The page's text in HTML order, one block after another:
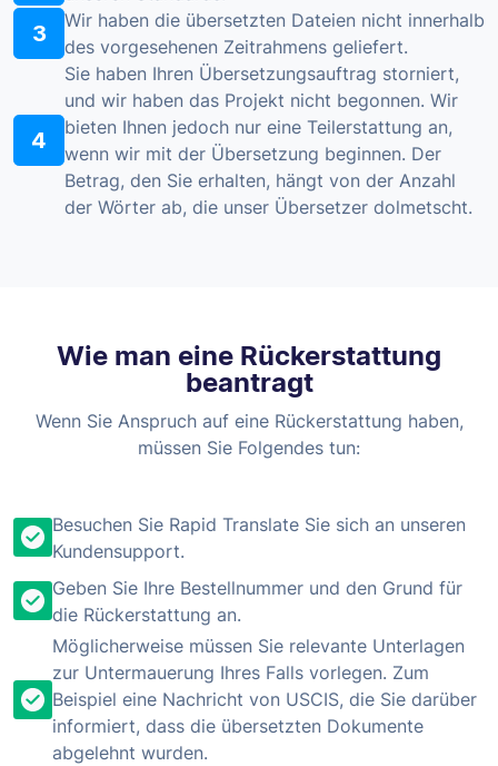
3
Wir haben die übersetzten Dateien nicht innerhalb
des vorgesehenen Zeitrahmens geliefert.
4
Sie haben Ihren Übersetzungsauftrag storniert,
und wir haben das Projekt nicht begonnen. Wir
bieten Ihnen jedoch nur eine Teilerstattung an,
wenn wir mit der Übersetzung beginnen. Der
Betrag, den Sie erhalten, hängt von der Anzahl
der Wörter ab, die unser Übersetzer dolmetscht.
Wie man eine Rückerstattung
beantragt
Wenn Sie Anspruch auf eine Rückerstattung haben,
müssen Sie Folgendes tun:
Besuchen Sie Rapid Translate Sie sich an unseren
Kundensupport.
Geben Sie Ihre Bestellnummer und den Grund für
die Rückerstattung an.
Möglicherweise müssen Sie relevante Unterlagen
zur Untermauerung Ihres Falls vorlegen. Zum
Beispiel eine Nachricht von USCIS, die Sie darüber
informiert, dass die übersetzten Dokumente
abgelehnt wurden.